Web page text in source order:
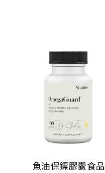
魚油保鏢膠囊食品